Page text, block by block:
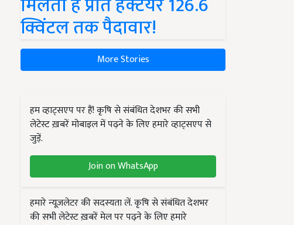
क्विंटल तक पैदावार!
More Stories
हम व्हाट्सएप पर हैं! कृषि से संबंधित देशभर की सभी
लेटेस्ट ख़बरें मोबाइल में पढ़ने के लिए हमारे व्हाट्सएप से
जुड़ें.
Join on WhatsApp
हमारे न्यूज़लेटर की सदस्यता लें. कृषि से संबंधित देशभर
की सभी लेटेस्ट ख़बरें मेल पर पढ़ने के लिए हमारे